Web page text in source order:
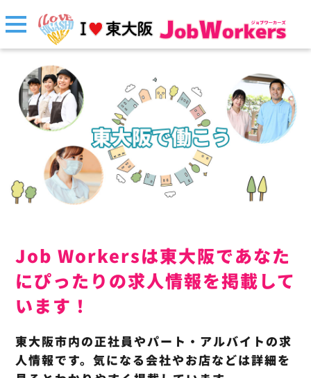
Job Workersは東大阪であなた
にぴったりの求人情報を掲載して
います！
東大阪市内の正社員やパート・アルバイトの求
人情報です。気になる会社やお店などは詳細を